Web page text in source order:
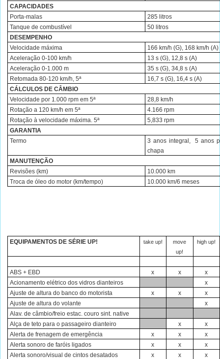
CAPACIDADES
Porta-malas
285 litros
Tanque de combustível
50 litros
DESEMPENHO
Velocidade máxima
166 km/h (G), 168 km/h (A)
Aceleração 0-100 km/h
13 s (G), 12,8 s (A)
Aceleração 0-1.000 m
35 s (G), 34,8 s (A)
Retomada 80-120 km/h, 5ª
16,7 s (G), 16,4 s (A)
CÁLCULOS DE CÂMBIO
Velocidade por 1.000 rpm em 5ª
28,8 km/h
Rotação a 120 km/h em 5ª
4.166 rpm
Rotação à velocidade máxima. 5ª
5,833 rpm
GARANTIA
Termo
3 anos integral,
5 anos
chapa
MANUTENÇÃO
Revisões (km)
10.000 km
Troca de óleo do motor (km/tempo)
10.000 km/6 meses
EQUIPAMENTOS DE SÉRIE UP! take up!
move
up!
high up!
ABS + EBD x x
x
Acionamento elétrico dos vidros dianteiros
x
Ajuste de altura do banco do motorista
x x
x
Ajuste de altura do volante
x
Alav. de câmbio/freio estac. couro sint. native
Alça de teto para o passageiro dianteiro
x
x
Alerta de frenagem de emergência
x x
x
Alerta sonoro de faróis ligados
x x
x
Alerta sonoro/visual de cintos desatados
x x
x